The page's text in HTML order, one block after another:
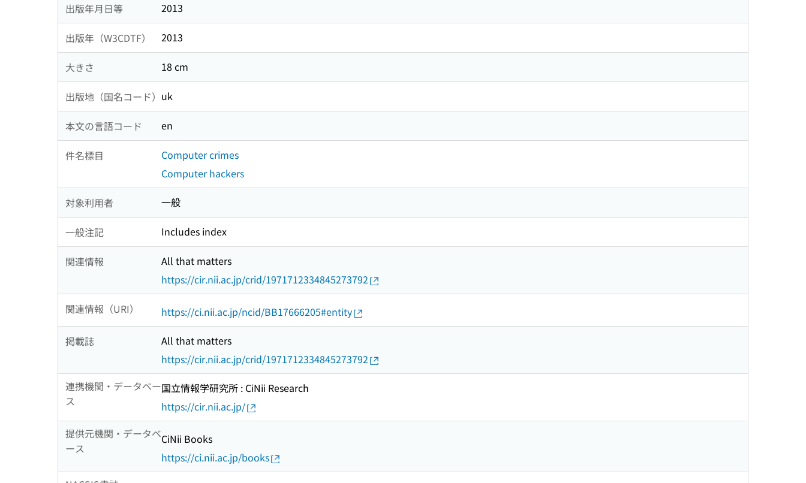
出版年月日等 2013
出版年（W3CDTF） 2013
大きさ 18 cm
出版地（国名コード） uk
本文の言語コード en
件名標目
Computer crimes
Computer hackers
対象利用者 一般
一般注記 Includes index
関連情報
All that matters
https://cir.nii.ac.jp/crid/1971712334845273792
関連情報（URI） https://ci.nii.ac.jp/ncid/BB17666205#entity
掲載誌
All that matters
https://cir.nii.ac.jp/crid/1971712334845273792
連携機関・データベー
ス
国立情報学研究所 : CiNii Research
https://cir.nii.ac.jp/
提供元機関・データベ
ース
CiNii Books
https://ci.nii.ac.jp/books